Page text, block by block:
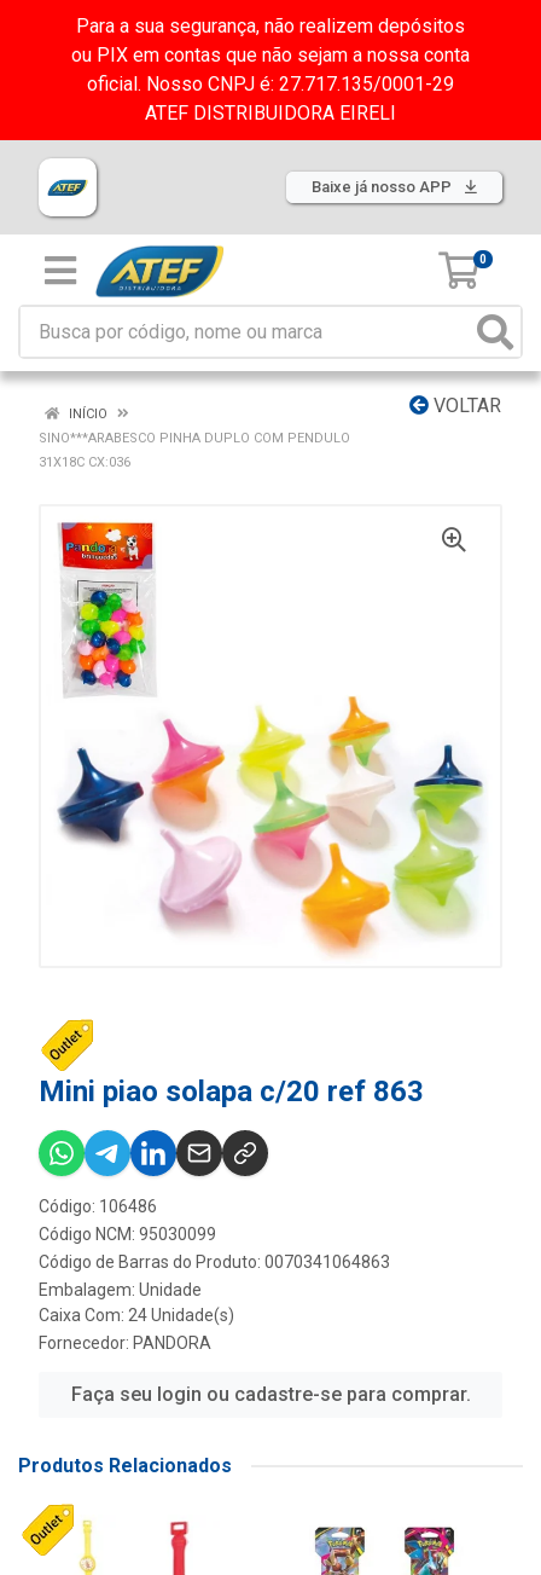
Para a sua segurança, não realizem depósitos
ou PIX em contas que não sejam a nossa conta
oficial. Nosso CNPJ é: 27.717.135/0001-29
ATEF DISTRIBUIDORA EIRELI
Baixe já nosso APP
0
VOLTAR
INÍCIO
SINO***ARABESCO PINHA DUPLO COM PENDULO
31X18C CX:036
Mini piao solapa c/20 ref 863
Código: 106486
Código NCM: 95030099
Código de Barras do Produto: 0070341064863
Embalagem: Unidade
Caixa Com: 24 Unidade(s)
Fornecedor: PANDORA
Faça seu login ou cadastre-se para comprar.
Produtos Relacionados